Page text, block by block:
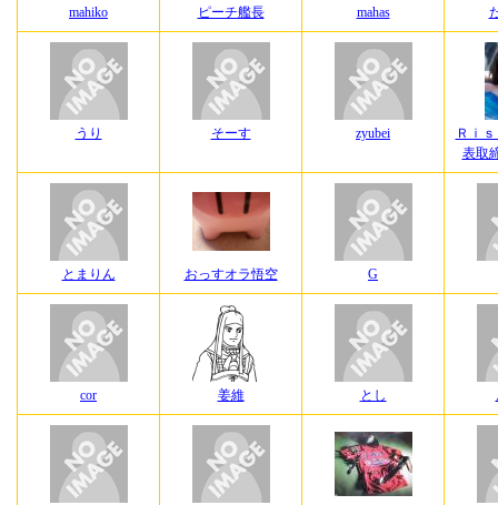
mahiko ピーチ艦長 mahas
うり そーす zyubei
Ｒｉ
表取
とまりん おっすオラ悟空 G
cor 姜維 とし